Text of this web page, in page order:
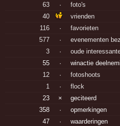
63
·
foto's
40
vrienden
116
·
favorieten
577
·
evenementen
3
·
oude
55
·
winactie
12
·
fotoshoots
1
·
flock
23
×
geciteerd
358
·
opmerkingen
47
· waarderingen